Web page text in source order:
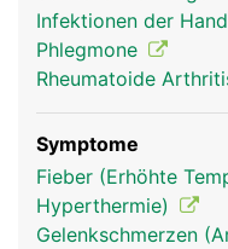
Infektionen der
Phlegmone
Rheumatoide
Symptome
Fieber (Erhöhte
Hyperthermie)
Gelenkschmerzen